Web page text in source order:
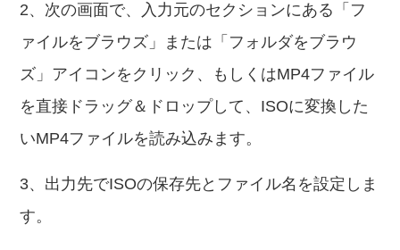
2、次の画面で、入力元のセクションにある「フ
ァイルをブラウズ」または「フォルダをブラウ
ズ」アイコンをクリック、もしくはMP4ファイル
を直接ドラッグ＆ドロップして、ISOに変換した
いMP4ファイルを読み込みます。
3、出力先でISOの保存先とファイル名を設定しま
す。